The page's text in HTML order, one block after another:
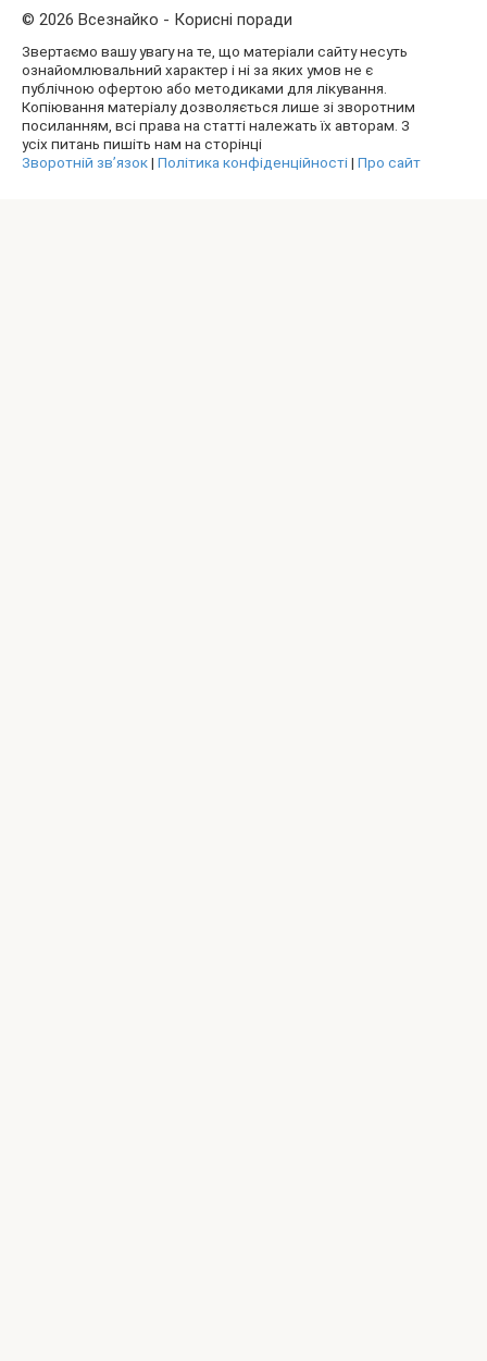
© 2026 Всезнайко - Корисні поради
Звертаємо вашу увагу на те, що матеріали сайту несуть
ознайомлювальний характер і ні за яких умов не є
публічною офертою або методиками для лікування.
Копіювання матеріалу дозволяється лише зі зворотним
посиланням, всі права на статті належать їх авторам. З
усіх питань пишіть нам на сторінці
Зворотній зв’язок| Політика конфіденційності| Про сайт